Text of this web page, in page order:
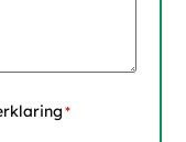
*